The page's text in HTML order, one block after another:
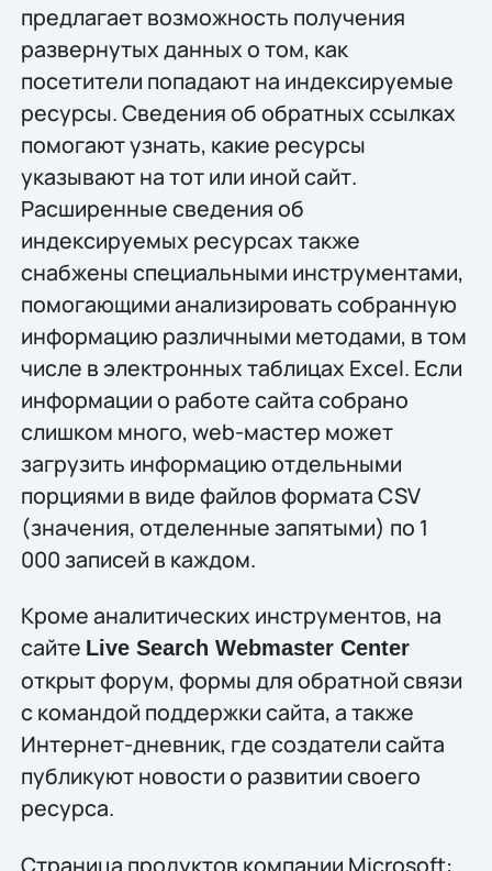
предлагает возможность получения
развернутых данных о том, как
посетители попадают на индексируемые
ресурсы. Сведения об обратных ссылках
помогают узнать, какие ресурсы
указывают на тот или иной сайт.
Расширенные сведения об
индексируемых ресурсах также
снабжены специальными инструментами,
помогающими анализировать собранную
информацию различными методами, в том
числе в электронных таблицах Excel. Если
информации о работе сайта собрано
слишком много, web-мастер может
загрузить информацию отдельными
порциями в виде файлов формата CSV
(значения, отделенные запятыми) по 1
000 записей в каждом.
Кроме аналитических инструментов, на
сайте Live Search Webmaster Center
открыт форум, формы для обратной связи
с командой поддержки сайта, а также
Интернет-дневник, где создатели сайта
публикуют новости о развитии своего
ресурса.
Страница продуктов компании Microsoft: